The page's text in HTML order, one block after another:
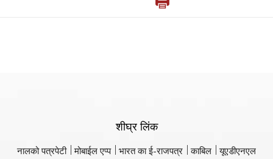
शीघ्र लिंक
नालको पत्रपेटी मोबाईल एप्प भारत का ई-राजपत्र काबिल
यूएडीएनएल